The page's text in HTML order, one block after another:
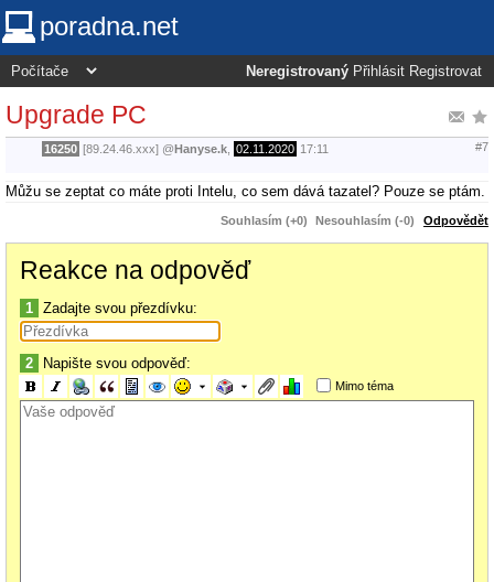
poradna.net
Neregistrovaný Přihlásit Registrovat
Upgrade PC
16250 [89.24.46.xxx] @Hanyse.k 02.11.2020 17:11 #7
Můžu se zeptat co máte proti Intelu, co sem dává tazatel? Pouze se ptám.
Souhlasím (+0) Nesouhlasím (-0) Odpovědět
Reakce na odpověď
1 Zadajte svou přezdívku:
2 Napište svou odpověď:
Mimo téma